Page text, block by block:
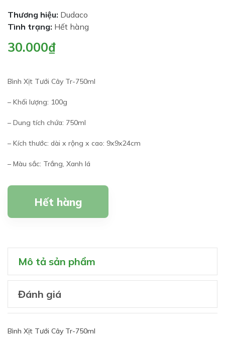
Thương hiệu: Dudaco
Tình trạng: Hết hàng
30.000₫
Bình Xịt Tưới Cây Tr-750ml
– Khối lượng: 100g
– Dung tích chứa: 750ml
– Kích thước: dài x rộng x cao: 9x9x24cm
– Màu sắc: Trắng, Xanh lá
Hết hàng
Mô tả sản phẩm
Đánh giá
Bình Xịt Tưới Cây Tr-750ml